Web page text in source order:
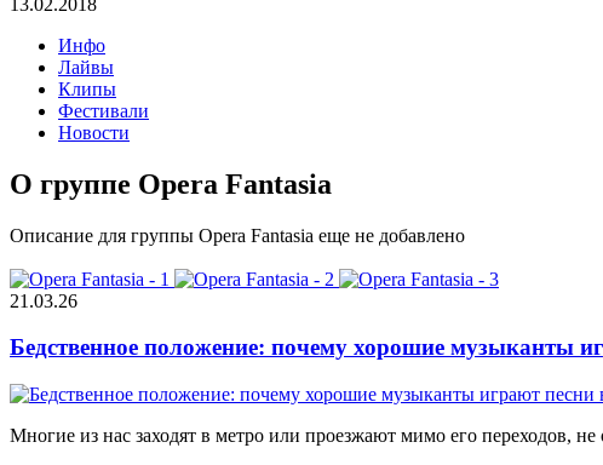
Инфо
Лайвы
Клипы
Фестивали
Новости
О группе Opera Fantasia
Описание для группы Opera Fantasia еще не добавлено
21.03.26
Бедственное положение: почему хорошие музыканты
Многие из нас заходят в метро или проезжают мимо его переходов,